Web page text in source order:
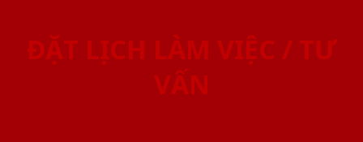
ĐẶT LỊCH LÀM VIỆC / TƯ
VẤN